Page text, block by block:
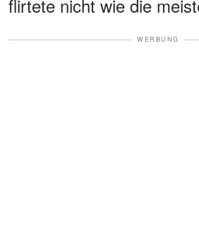
flirtete nicht wie die
WERBUNG